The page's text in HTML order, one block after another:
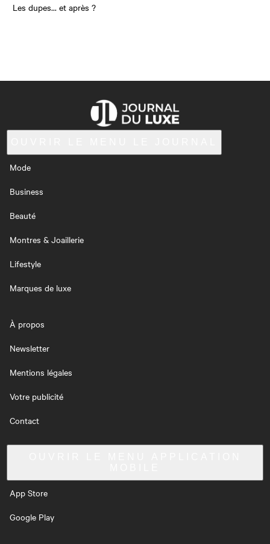
Les dupes... et après ?
Mode
Business
Beauté
Montres & Joaillerie
Lifestyle
Marques de luxe
À propos
Newsletter
Mentions légales
Votre publicité
Contact
App Store
Google Play